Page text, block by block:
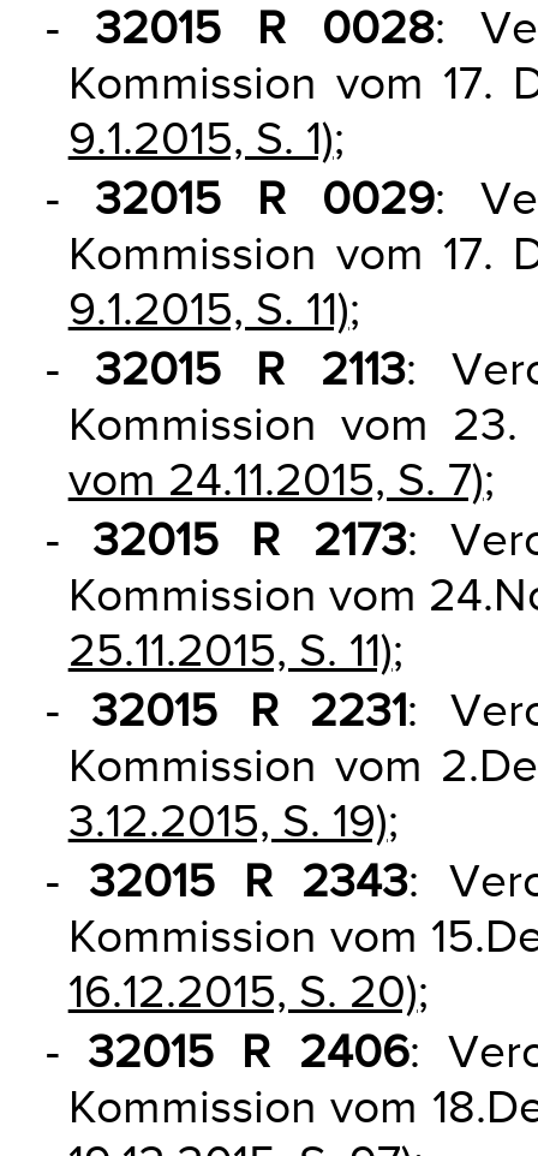
- 32015 R 0028:
Kommission vom 17.
9.1.2015, S. 1);
- 32015 R 0029:
Kommission vom 17.
9.1.2015, S. 11);
- 32015 R 2113:
Kommission vom
vom 24.11.2015, S. 7);
- 32015 R 2173:
Kommission vom
25.11.2015, S. 11);
- 32015 R 2231:
Kommission vom
3.12.2015, S. 19);
- 32015 R 2343:
Kommission vom
16.12.2015, S. 20);
- 32015 R 2406:
Kommission vom